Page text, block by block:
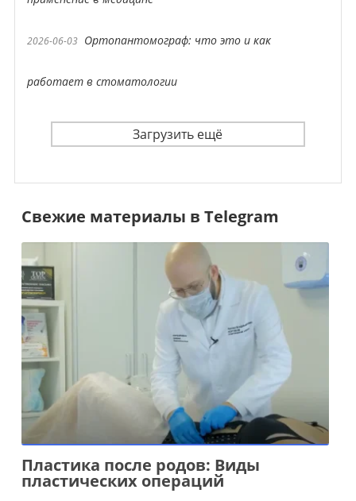
2026-06-03 Ортопантомограф: что это и как
работает в стоматологии
Загрузить ещё
Свежие материалы в Telegram
Пластика после родов: Виды
пластических операций